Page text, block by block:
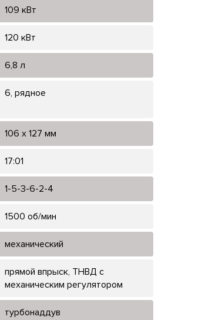
109 кВт
120 кВт
6,8 л
6, рядное
106 x 127 мм
17:01
1-5-3-6-2-4
1500 об/мин
механический
прямой впрыск, ТНВД с
механическим регулятором
турбонаддув